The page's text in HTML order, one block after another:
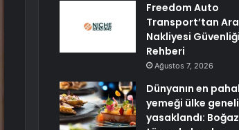
Freedom Auto
Transport’tan
Nakliyesi Güvenliği
Rehberi
Ağustos 7, 2026
Dünyanın en
yemeği ülke
yasaklandı: